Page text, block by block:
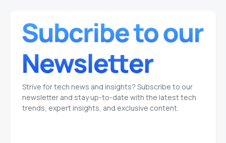
Strive for tech news and insights? Subscribe to our
newsletter and stay up-to-date with the latest tech
trends, expert insights, and exclusive content.